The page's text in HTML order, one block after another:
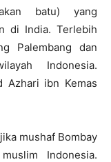
batu) yang
di India. Terlebih
Palembang dan
Indonesia.
Azhari ibn Kemas
mushaf Bombay
Indonesia.